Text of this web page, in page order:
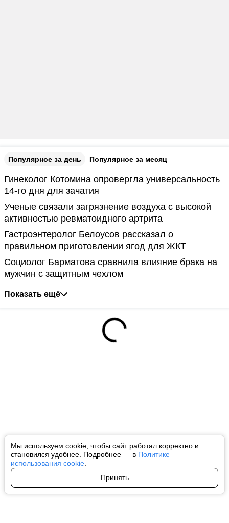
Мы используем cookie, чтобы сайт работал корректно и
становился удобнее. Подробнее — в Политике
использования cookie
Принять
Популярное за день Популярное за месяц
Гинеколог Котомина опровергла универсальность
14-го дня для зачатия
Ученые связали загрязнение воздуха с высокой
активностью ревматоидного артрита
Гастроэнтеролог Белоусов рассказал о
правильном приготовлении ягод для ЖКТ
Социолог Барматова сравнила влияние брака на
мужчин с защитным чехлом
Показать ещё